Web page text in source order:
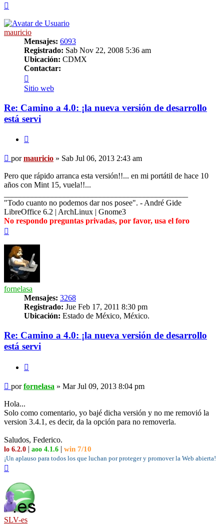
mauricio
Mensajes: 6093
Registrado: Sab Nov 22, 2008 5:36 am
Ubicación: CDMX
Contactar:
mauricio
Sitio web
Re: Camino a 4.0: ¡la nueva versión de desarrollo
está servi
Mensaje
pormauricio » Sab Jul 06, 2013 2:43 am
Pero que rápido arranca esta versión!!... en mi portátil de hace 10
años con Mint 15, vuela!!...
"Todo cuanto no podemos dar nos posee". - André Gide
LibreOffice 6.2 | ArchLinux | Gnome3
No respondo preguntas privadas, por favor, usa el foro
fornelasa
Mensajes: 3268
Registrado: Jue Feb 17, 2011 8:30 pm
Ubicación: Estado de México, México.
Re: Camino a 4.0: ¡la nueva versión de desarrollo
está servi
Mensaje
porfornelasa » Mar Jul 09, 2013 8:04 pm
Hola...
Solo como comentario, yo bajé dicha versión y no me removió la
version 3.4.1, es decir, da la opción para no removerla.
Saludos, Federico.
lo 6.2.0 | aoo 4.1.6 | win 7/10
¡Un aplauso para todos los que luchan por proteger y promover la Web abierta!
SLV-es